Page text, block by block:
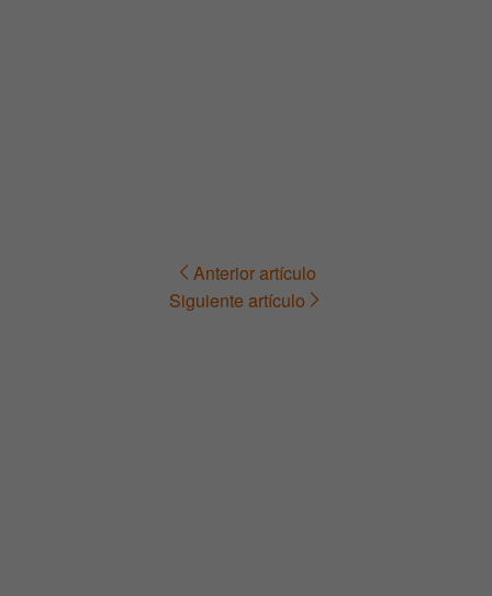
Navegación Anterior artículo
Siguiente artículo